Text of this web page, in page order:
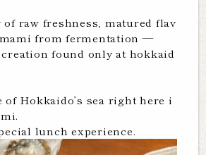
of raw freshness, matured flav
from fermentation —
found only at hokkaid
of Hokkaido’s sea right here i
lunch experience.